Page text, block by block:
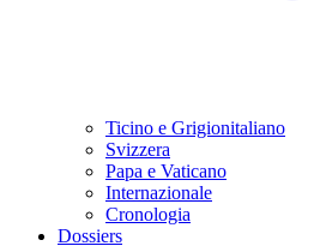
Ticino e Grigionitaliano
Svizzera
Papa e Vaticano
Internazionale
Cronologia
Dossiers